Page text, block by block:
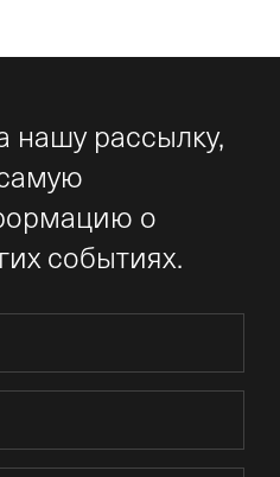
нашу рассылку,
о
событиях.